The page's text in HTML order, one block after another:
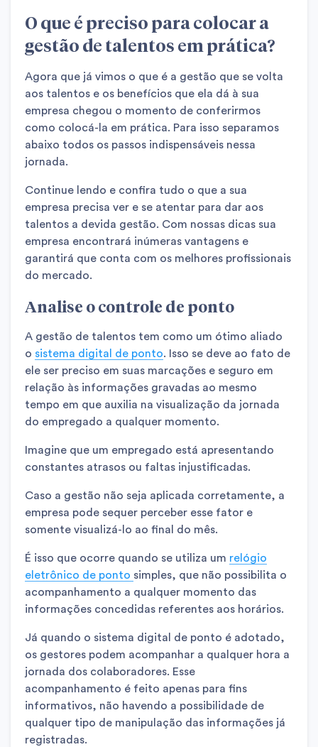
O que é preciso para colocar a
gestão de talentos em prática?
Agora que já vimos o que é a gestão que se volta
aos talentos e os benefícios que ela dá à sua
empresa chegou o momento de conferirmos
como colocá-la em prática. Para isso separamos
abaixo todos os passos indispensáveis nessa
jornada.
Continue lendo e confira tudo o que a sua
empresa precisa ver e se atentar para dar aos
talentos a devida gestão. Com nossas dicas sua
empresa encontrará inúmeras vantagens e
garantirá que conta com os melhores profissionais
do mercado.
Analise o controle de ponto
A gestão de talentos tem como um ótimo aliado
o sistema digital de ponto. Isso se deve ao fato de
ele ser preciso em suas marcações e seguro em
relação às informações gravadas ao mesmo
tempo em que auxilia na visualização da jornada
do empregado a qualquer momento.
Imagine que um empregado está apresentando
constantes atrasos ou faltas injustificadas.
Caso a gestão não seja aplicada corretamente, a
empresa pode sequer perceber esse fator e
somente visualizá-lo ao final do mês.
É isso que ocorre quando se utiliza um relógio
eletrônico de ponto simples, que não possibilita o
acompanhamento a qualquer momento das
informações concedidas referentes aos horários.
Já quando o sistema digital de ponto é adotado,
os gestores podem acompanhar a qualquer hora a
jornada dos colaboradores. Esse
acompanhamento é feito apenas para fins
informativos, não havendo a possibilidade de
qualquer tipo de manipulação das informações já
registradas.